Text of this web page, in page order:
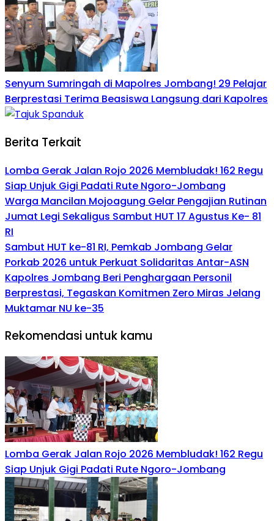
Senyum Sumringah di Mapolres Jombang! 29 Pelajar
Berprestasi Terima Beasiswa Langsung dari Kapolres
Berita Terkait
Lomba Gerak Jalan Rojo 2026 Membludak! 162 Regu
Siap Unjuk Gigi Padati Rute Ngoro-Jombang
Warga Mancilan Mojoagung Gelar Pengajian Rutinan
Jumat Legi Sekaligus Sambut HUT 17 Agustus Ke- 81
RI
Sambut HUT ke-81 RI, Pemkab Jombang Gelar
Porkab 2026 untuk Perkuat Solidaritas Antar-ASN
Kapolres Jombang Beri Penghargaan Personil
Berprestasi, Tegaskan Komitmen Zero Miras Jelang
Muktamar NU ke-35
Rekomendasi untuk kamu
Lomba Gerak Jalan Rojo 2026 Membludak! 162 Regu
Siap Unjuk Gigi Padati Rute Ngoro-Jombang